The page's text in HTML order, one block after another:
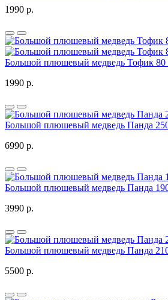
1990 р.
Большой плюшевый медведь Тофик 80
1990 р.
Большой плюшевый медведь Панда
6990 р.
Большой плюшевый медведь Панда
3990 р.
Большой плюшевый медведь Панда
5500 р.